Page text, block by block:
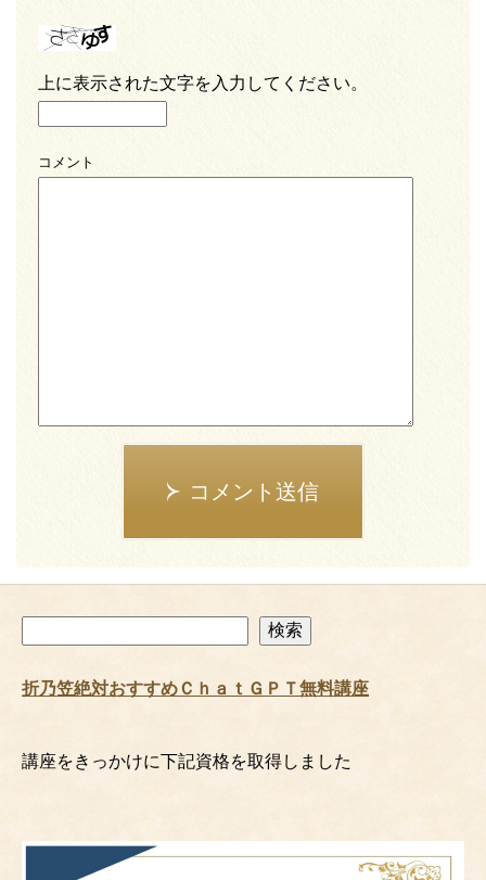
上に表示された文字を入力してください。
コメント
コメント送信
索
検索
折乃笠絶対おすすめＣｈａｔＧＰＴ無料講座
講座をきっかけに下記資格を取得しました